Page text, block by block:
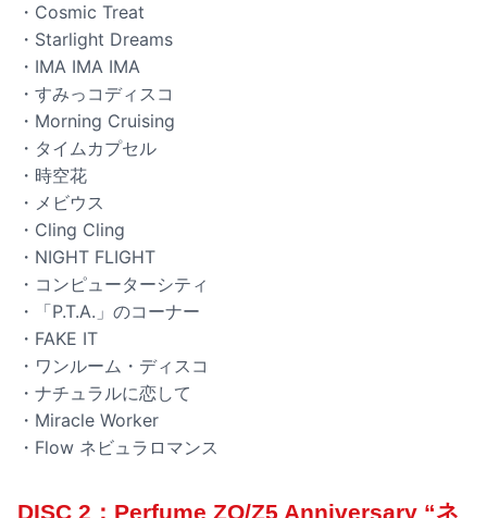
・Cosmic Treat
・Starlight Dreams
・IMA IMA IMA
・すみっコディスコ
・Morning Cruising
・タイムカプセル
・時空花
・メビウス
・Cling Cling
・NIGHT FLIGHT
・コンピューターシティ
・「P.T.A.」のコーナー
・FAKE IT
・ワンルーム・ディスコ
・ナチュラルに恋して
・Miracle Worker
・Flow ネビュラロマンス
DISC 2：Perfume ZO/Z5 Anniversary “ネ